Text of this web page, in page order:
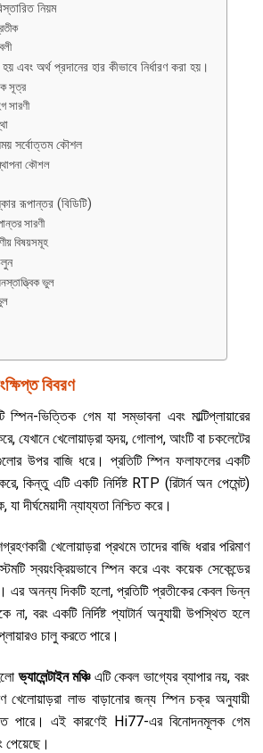
নিয়ম
এবং অর্থ প্রদানের হার কীভাবে নির্ধারণ করা হয়।
সূত্র
সারণী
সময় সর্বোত্তম কৌশল
কৌশল
রূপান্তর (বিডিটি)
সারণী
বিষয়সমূহ
ভুল
বিবরণ
স্পিন-ভিত্তিক গেম যা সম্ভাবনা এবং মাল্টিপ্লায়ারের
যেখানে খেলোয়াড়রা হৃদয়, গোলাপ, আংটি বা চকলেটের
উপর বাজি ধরে। প্রতিটি স্পিন ফলাফলের একটি
কিন্তু এটি একটি নির্দিষ্ট RTP (রিটার্ন অন পেমেন্ট)
দীর্ঘমেয়াদী ন্যায্যতা নিশ্চিত করে।
খেলোয়াড়রা প্রথমে তাদের বাজি ধরার পরিমাণ
স্বয়ংক্রিয়ভাবে স্পিন করে এবং কয়েক সেকেন্ডের
এর অনন্য দিকটি হলো, প্রতিটি প্রতীকের কেবল ভিন্ন
বরং একটি নির্দিষ্ট প্যাটার্ন অনুযায়ী উপস্থিত হলে
চালু করতে পারে।
ভ্যালেন্টাইন মঞ্চি এটি কেবল ভাগ্যের ব্যাপার নয়, বরং
লাভ বাড়ানোর জন্য স্পিন চক্র অনুযায়ী
পারে। এই কারণেই Hi77-এর বিনোদনমূলক গেম
পেয়েছে।